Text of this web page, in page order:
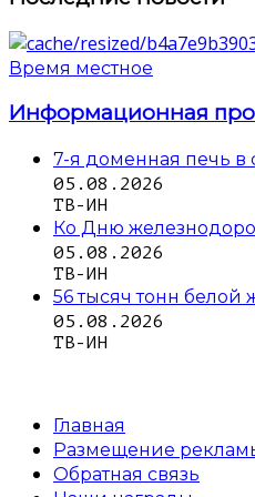
Время местное
Информационная
7-я доменная печь в
05.08.2026
ТВ-ИН
Ко Дню
05.08.2026
ТВ-ИН
56 тысяч тонн белой
05.08.2026
ТВ-ИН
Главная
Размещение
Обратная связь